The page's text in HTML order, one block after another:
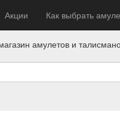
Акции Как выбрать
амулетов и